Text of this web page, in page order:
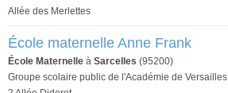
Allée des Merlettes
École maternelle Anne Frank
École Maternelle à Sarcelles (95200)
Groupe scolaire public de l'Académie de Versailles